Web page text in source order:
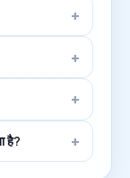
है?